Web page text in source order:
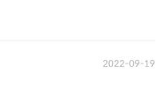
2022-09-19